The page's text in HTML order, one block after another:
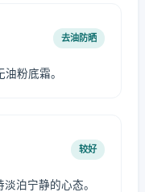
去油防晒
粉底霜。
较好
泊宁静的心态。